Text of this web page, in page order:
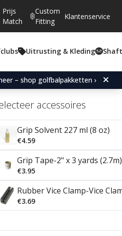
Prijs
Match
Custom
Fitting
Klantenservice
Uitrusting & Kleding
– shop golfbalpakketten ›
Gemiddelde beoordeling:
4.7 (aantal stemmen:
150)
Rollz Heat
accessoires
Grip Solvent 227 ml (8 oz)
€4.59
Grip Tape-2" x 3 yards (2.7m)
€3.95
Rubber Vice Clamp-Vice
€3.69